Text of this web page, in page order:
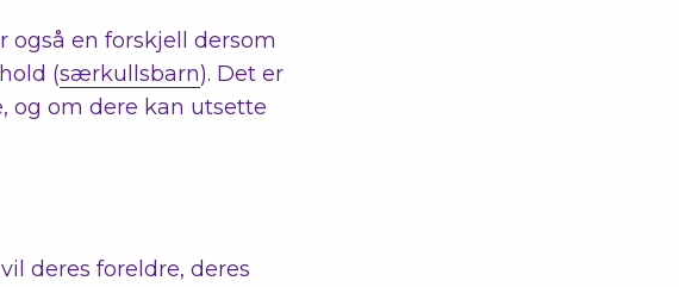
også en forskjell dersom
(særkullsbarn). Det er
og om dere kan utsette
deres foreldre, deres